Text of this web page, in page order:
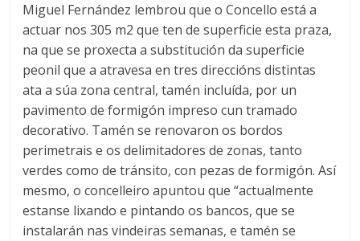
Miguel Fernández lembrou que o Concello está a
actuar nos 305 m2 que ten de superficie esta praza,
na que se proxecta a substitución da superficie
peonil que a atravesa en tres direccións distintas
ata a súa zona central, tamén incluída, por un
pavimento de formigón impreso cun tramado
decorativo. Tamén se renovaron os bordos
perimetrais e os delimitadores de zonas, tanto
verdes como de tránsito, con pezas de formigón. Así
mesmo, o concelleiro apuntou que “actualmente
estanse lixando e pintando os bancos, que se
instalarán nas vindeiras semanas, e tamén se